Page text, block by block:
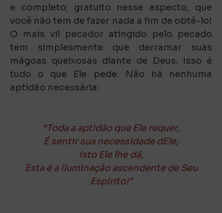
e completo; gratuito nesse aspecto, que
você não tem de fazer nada a fim de obtê-lo!
O mais vil pecador atingido pelo pecado
tem simplesmente que derramar suas
mágoas queixosas diante de Deus. Isso é
tudo o que Ele pede. Não há nenhuma
aptidão necessária:
“Toda a aptidão que Ele requer,
É sentir sua necessidade dEle;
Isto Ele lhe dá,
Esta é a iluminação ascendente de Seu
Espírito!”